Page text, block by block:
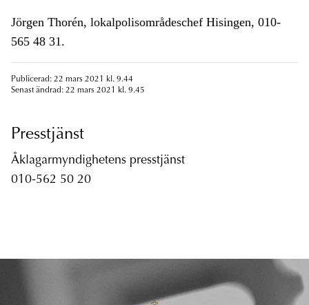
Jörgen Thorén, lokalpolisområdeschef Hisingen, 010-
565 48 31.
Publicerad: 22 mars 2021 kl. 9.44
Senast ändrad: 22 mars 2021 kl. 9.45
Presstjänst
Åklagarmyndighetens presstjänst
010-562 50 20